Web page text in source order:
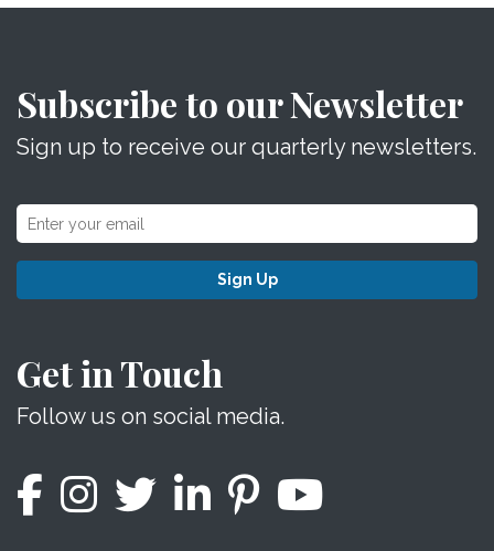
Subscribe to our Newsletter
Sign up to receive our quarterly newsletters.
Sign Up
Get in Touch
Follow us on social media.